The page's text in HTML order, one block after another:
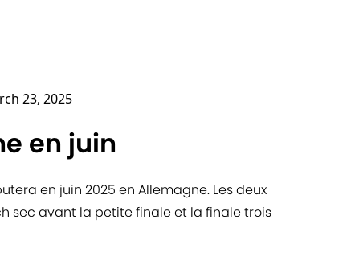
23, 2025
en juin
en juin 2025 en Allemagne. Les deux
sec avant la petite finale et la finale trois